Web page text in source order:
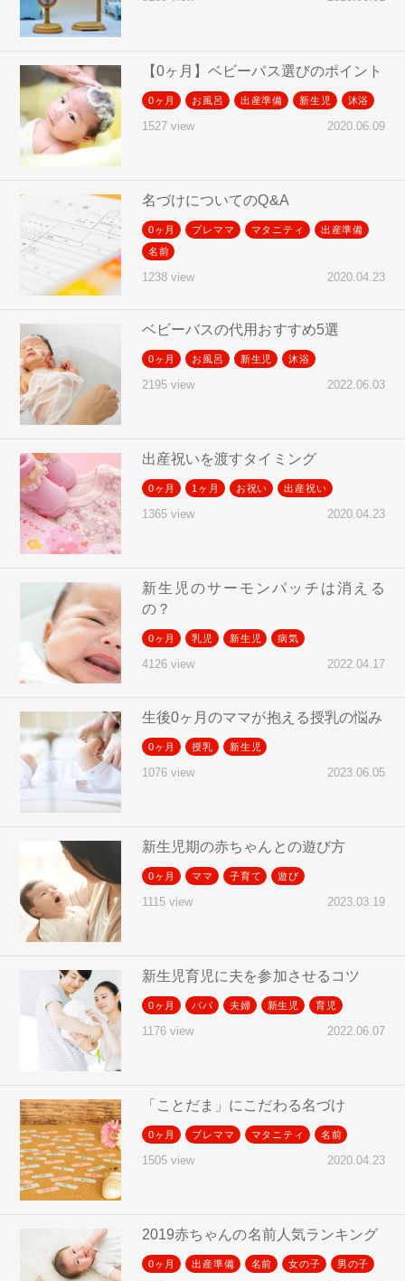
【0ヶ月】ベビーバス選びのポイント
0ヶ月 お風呂 出産準備 新生児 沐浴
1527 view 2020.06.09
名づけについてのQ&A
0ヶ月 プレママ マタニティ
出産準備
名前
1238 view 2020.04.23
ベビーバスの代用おすすめ5選
0ヶ月 お風呂 新生児 沐浴
2195 view 2022.06.03
出産祝いを渡すタイミング
0ヶ月 1ヶ月 お祝い 出産祝い
1365 view 2020.04.23
新生児のサーモンパッチは消える
の？
0ヶ月 乳児 新生児 病気
4126 view 2022.04.17
生後0ヶ月のママが抱える授乳の悩み
0ヶ月 授乳 新生児
1076 view 2023.06.05
新生児期の赤ちゃんとの遊び方
0ヶ月 ママ 子育て 遊び
1115 view 2023.03.19
新生児育児に夫を参加させるコツ
0ヶ月 パパ 夫婦 新生児 育児
1176 view 2022.06.07
「ことだま」にこだわる名づけ
0ヶ月 プレママ マタニティ 名前
1505 view 2020.04.23
2019赤ちゃんの名前人気ランキング
0ヶ月 出産準備 名前 女の子 男の子